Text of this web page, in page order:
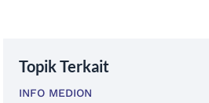
Topik Terkait
INFO MEDION